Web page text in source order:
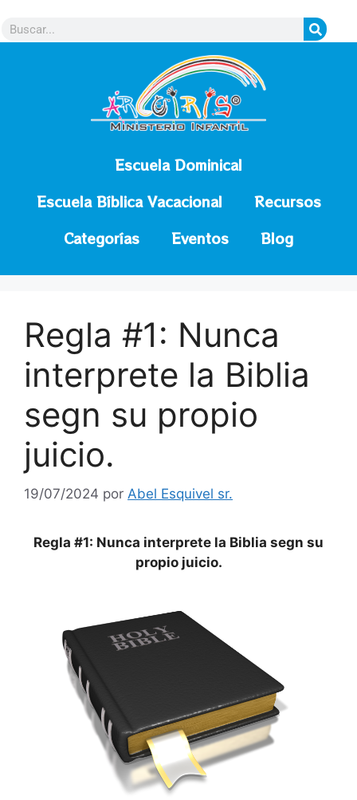
Escuela Dominical
Escuela Bíblica Vacacional
Recursos
Categorías
Eventos Blog
Regla #1: Nunca
interprete la Biblia
segn su propio
juicio.
19/07/2024 por Abel Esquivel sr.
Regla #1: Nunca interprete la Biblia segn su
propio juicio.